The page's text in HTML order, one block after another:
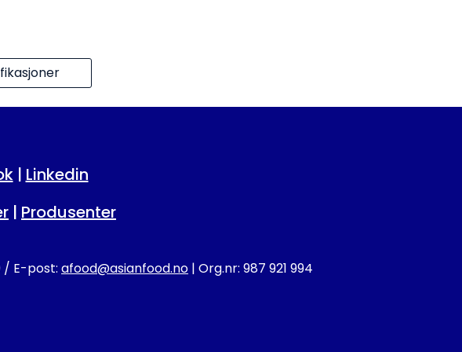
| Linkedin
| Produsenter
/ E-post: afood@asianfood.no | Org.nr: 987 921 994